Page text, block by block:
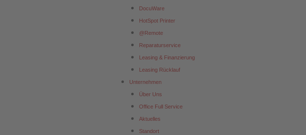
DocuWare
HotSpot Printer
@Remote
Reparaturservice
Leasing & Finanzierung
Leasing Rücklauf
Unternehmen
Über Uns
Office Full Service
Aktuelles
Standort